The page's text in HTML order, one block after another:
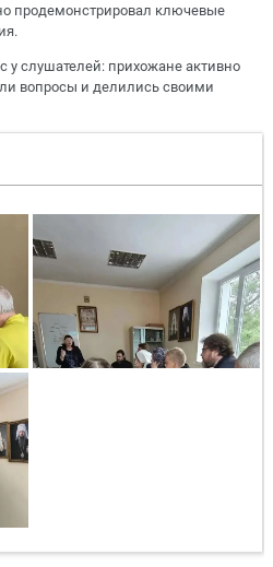
продемонстрировал ключевые
у слушателей: прихожане активно
вопросы и делились своими